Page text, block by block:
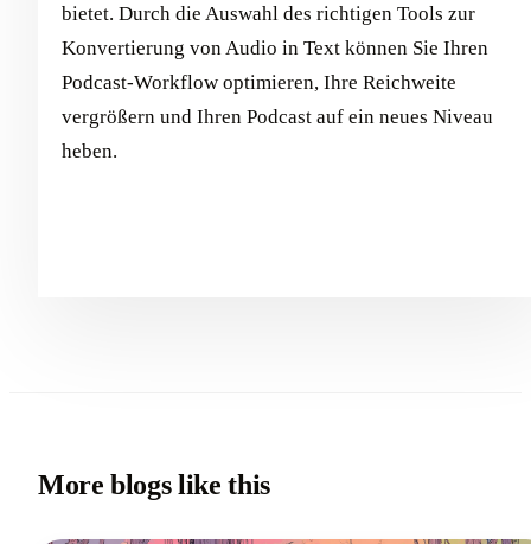
bietet. Durch die Auswahl des richtigen Tools zur
Konvertierung von Audio in Text können Sie Ihren
Podcast-Workflow optimieren, Ihre Reichweite
vergrößern und Ihren Podcast auf ein neues Niveau
heben.
More blogs like this